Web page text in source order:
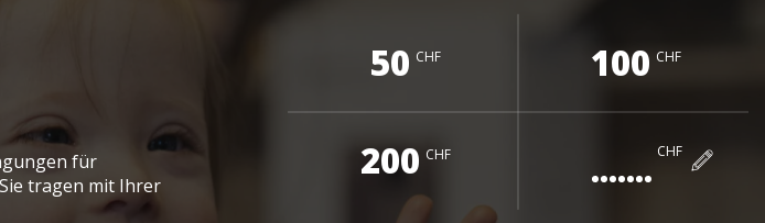
für
tragen mit Ihrer
50 CHF 100 CHF
200 CHF CHF